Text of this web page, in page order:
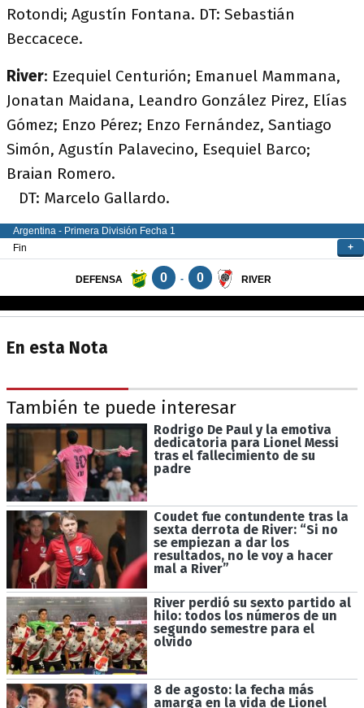
Rotondi; Agustín Fontana. DT: Sebastián
Beccacece.
River: Ezequiel Centurión; Emanuel Mammana,
Jonatan Maidana, Leandro González Pirez, Elías
Gómez; Enzo Pérez; Enzo Fernández, Santiago
Simón, Agustín Palavecino, Esequiel Barco;
Braian Romero.
DT: Marcelo Gallardo.
En esta Nota
También te puede interesar
Rodrigo De Paul y la emotiva
dedicatoria para Lionel Messi
tras el fallecimiento de su
padre
Coudet fue contundente tras la
sexta derrota de River: “Si no
se empiezan a dar los
resultados, no le voy a hacer
mal a River”
River perdió su sexto partido al
hilo: todos los números de un
segundo semestre para el
olvido
8 de agosto: la fecha más
amarga en la vida de Lionel